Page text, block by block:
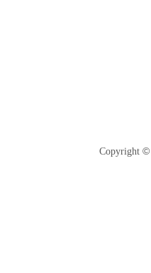
Copyright ©